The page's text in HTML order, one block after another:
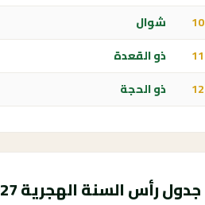
10 شوال
11 ذو القعدة
12 ذو الحجة
جدول رأس السنة الهجرية 2027-2035